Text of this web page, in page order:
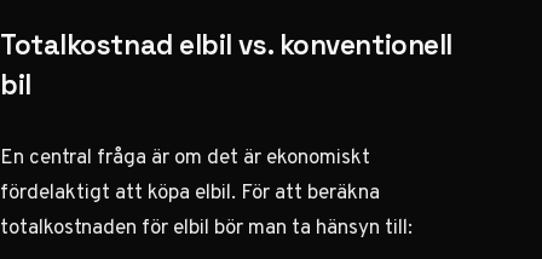
Totalkostnad elbil vs. konventionell
bil
En central fråga är om det är ekonomiskt
fördelaktigt att köpa elbil. För att beräkna
totalkostnaden för elbil bör man ta hänsyn till: